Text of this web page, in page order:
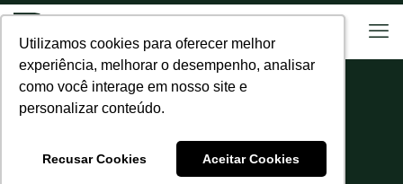
Utilizamos cookies para oferecer melhor
experiência, melhorar o desempenho, analisar
como você interage em nosso site e
personalizar conteúdo.
Recusar Cookies Aceitar Cookies
Utilizamos cookies para oferecer melhor
experiência, melhorar o desempenho, analisar
como você interage em nosso site e
personalizar conteúdo.
Recusar Cookies Aceitar Cookies